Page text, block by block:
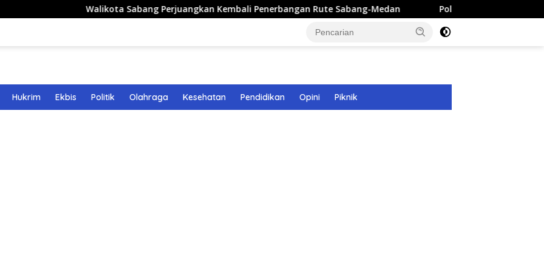
Walikota Sabang Perjuangkan Kembali Penerbangan Rute Sabang-Medan Polri Bangun 40 Titik Sumur Bor
Hukrim Ekbis Politik Olahraga Kesehatan Pendidikan Opini Piknik